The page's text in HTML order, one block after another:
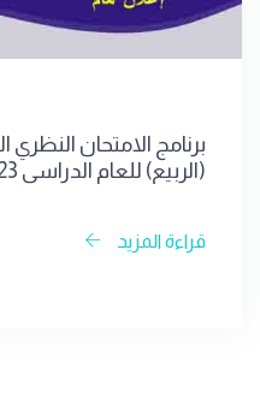
برنامج الامتحان النظري
قراءة المزيد